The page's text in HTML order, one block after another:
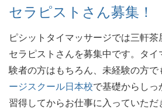
セラピストさん募集！
ピシットタイマッサージでは三軒茶
セラピストさんを募集中です。タ
験者の方はもちろん、未経験の方で
ージスクール日本校で基礎からしっ
習得してからお仕事に入っていた